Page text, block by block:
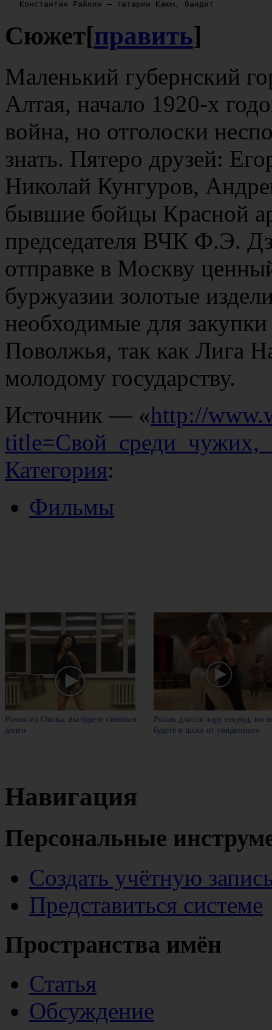
Сюжет[править]
Маленький губернский
Алтая, начало 1920-х
война, но отголоски
знать. Пятеро друзей:
Николай Кунгуров,
бывшие бойцы Красной
председателя ВЧК Ф.Э.
отправке в Москву
буржуазии золотые
необходимые для
Поволжья, так как Лига
молодому государству.
Источник — «http://
Категория:
Фильмы
Ролик из Омска: вы будете смеяться
долго
Ролик длится пару секунд, но
будете в шоке от увиденного
Навигация
Персональные
Создать учётную
Представиться системе
Пространства имён
Статья
Обсуждение